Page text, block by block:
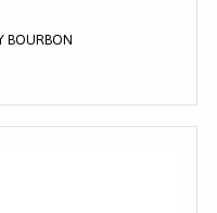
BOURBON